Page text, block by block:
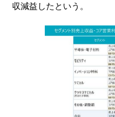
収減益したという。